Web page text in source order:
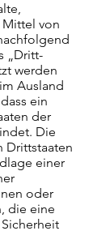
von
„Dritt-
werden
Ausland
ein
der
Die
Drittstaaten
einer
oder
die eine